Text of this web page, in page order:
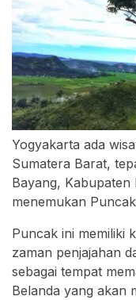
Yogyakarta ada
Sumatera Barat,
Bayang, Kabupaten
menemukan
Puncak ini memiliki
zaman penjajahan
sebagai tempat
Belanda yang akan